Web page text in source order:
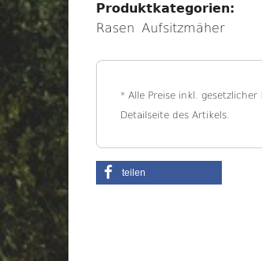
Produktkategorien:
Rasen Aufsitzmäher
* Alle Preise inkl.
Detailseite des Artikels.
teilen